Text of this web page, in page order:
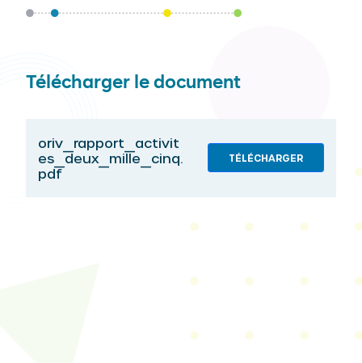
Télécharger le document
oriv_rapport_activit
es_deux_mille_cinq.
pdf
TÉLÉCHARGER